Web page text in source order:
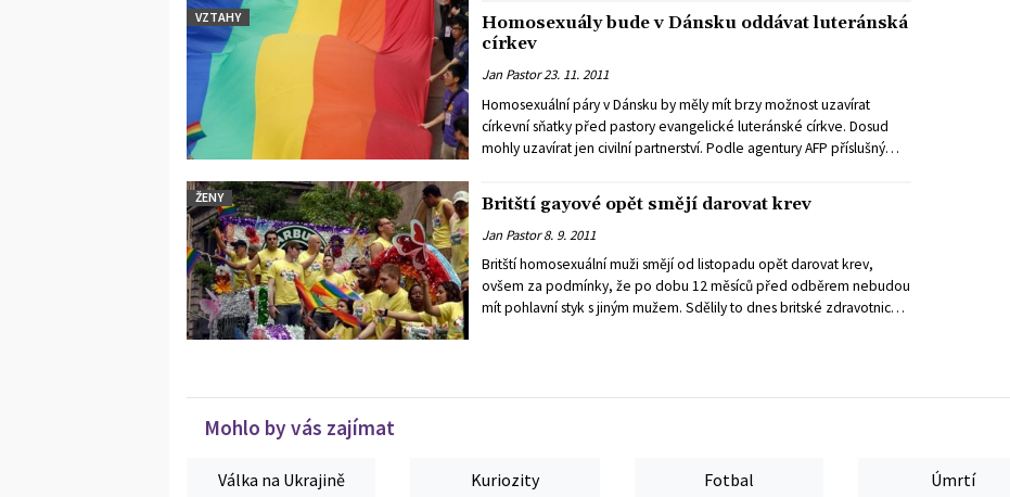
pořadatelů vyzvala Lady Gaga posluchače k podpoře sexuálních
menšin, a podle reakcí místních ochránců mravnosti tím porušila
zákon.
VZTAHY
Homosexuály bude v Dánsku oddávat luteránská
církev
Jan Pastor23. 11. 2011
Homosexuální páry v Dánsku by měly mít brzy možnost uzavírat
církevní sňatky před pastory evangelické luteránské církve. Dosud
mohly uzavírat jen civilní partnerství. Podle agentury AFP příslušný
záležitosti. Norma bude brzy předložena ke schválení parlamentu.
ŽENY Britští gayové opět smějí darovat krev
Jan Pastor 8. 9. 2011
Britští homosexuální muži smějí od listopadu opět darovat krev,
ovšem za podmínky, že po dobu 12 měsíců před odběrem nebudou
mít pohlavní styk s jiným mužem. Sdělily to dnes britské zdravotnické
Mohlo by vás zajímat
Válka na Ukrajině Kuriozity Fotbal Úmrtí